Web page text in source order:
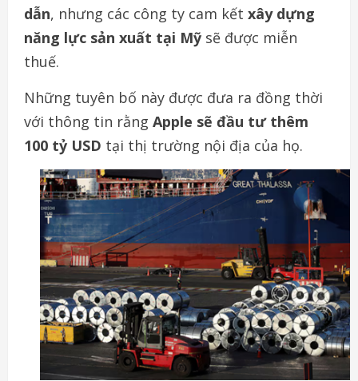
dẫn, nhưng các công ty cam kết xây dựng
năng lực sản xuất tại Mỹ sẽ được miễn
thuế.
Những tuyên bố này được đưa ra đồng thời
với thông tin rằng Apple sẽ đầu tư thêm
100 tỷ USD tại thị trường nội địa của họ.